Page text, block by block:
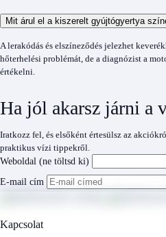
Mit árul el a kiszerelt gyújtógyertya
A lerakódás és elszíneződés jelezhet
hőterhelési problémát, de a diagnózist a
értékelni.
Ha jól akarsz járni a
Iratkozz fel, és elsőként értesülsz az
praktikus vízi tippekről.
Weboldal (ne töltsd ki)
E-mail cím
Kapcsolat